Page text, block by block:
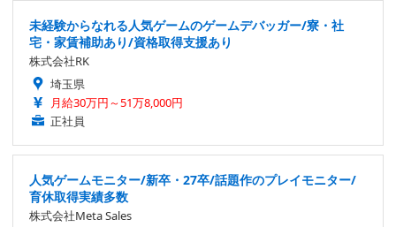
未経験からなれる人気ゲームのゲームデバッガー/寮・社
宅・家賃補助あり/資格取得支援あり
株式会社RK
埼玉県
月給30万円～51万8,000円
正社員
人気ゲームモニター/新卒・27卒/話題作のプレイモニター/
育休取得実績多数
株式会社Meta Sales